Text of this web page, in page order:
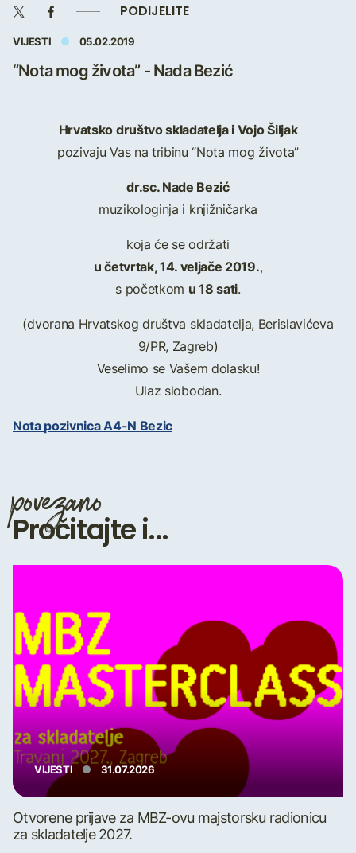
PODIJELITE
VIJESTI 05.02.2019
“Nota mog života” - Nada Bezić
Hrvatsko društvo skladatelja i Vojo Šiljak
pozivaju Vas na tribinu “Nota mog života”
dr.sc. Nade Bezić
muzikologinja i knjižničarka
koja će se održati
u četvrtak, 14. veljače 2019.,
s početkom u 18 sati.
(dvorana Hrvatskog društva skladatelja, Berislavićeva
9/PR, Zagreb)
Veselimo se Vašem dolasku!
Ulaz slobodan.
Nota pozivnica A4-N Bezic
povezano
Pročitajte i...
VIJESTI 31.07.2026
Otvorene prijave za MBZ-ovu majstorsku radionicu
za skladatelje 2027.